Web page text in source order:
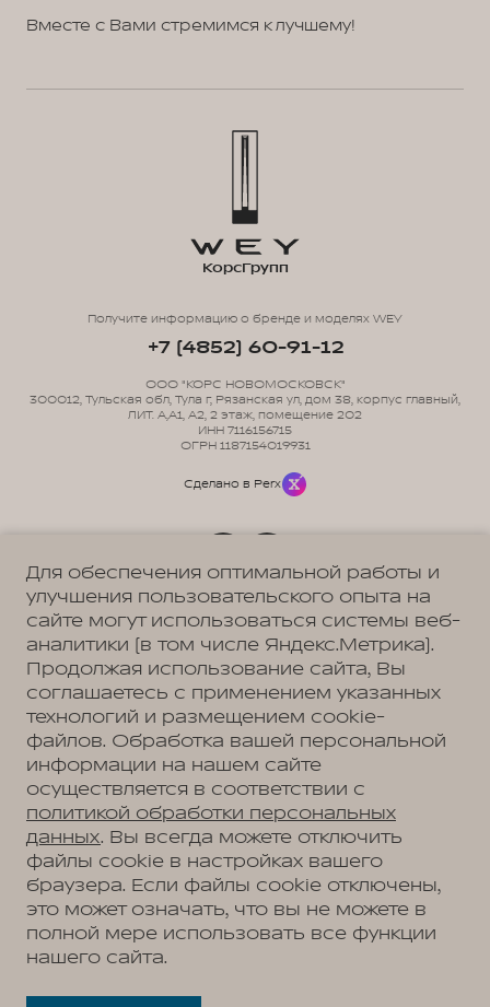
Вместе с Вами стремимся к лучшему!
Политика обработки персональных данных
Пользовательское соглашение
Согласие на коммуникацию
Согласие на предоставление персональных данных третьим лицам
Согласие на обработку ПД
КорсГрупп
Получите информацию о бренде и моделях WEY
+7 (4852) 60-91-12
ООО "КОРС НОВОМОСКОВСК"
300012, Тульская обл, Тула г, Рязанская ул, дом 38, корпус главный,
ЛИТ. А,А1, А2, 2 этаж, помещение 202
ИНН 7116156715
ОГРН 1187154019931
Сделано в Perx
Адрес
Ярославль, Ярославская обл., пос. Нагорный, ул.
Дорожная, д. 8
+7 (4852) 60-91-12
АВТОМОБИЛИ В НАЛИЧИИ
МОДЕЛЬНЫЙ РЯД
WEY 05
WEY 80 Премиум
ВЛАДЕЛЬЦАМ
Для обеспечения оптимальной работы и
улучшения пользовательского опыта на
сайте могут использоваться системы веб-
аналитики (в том числе Яндекс.Метрика).
Продолжая использование сайта, Вы
соглашаетесь с применением указанных
технологий и размещением cookie-
файлов. Обработка вашей персональной
информации на нашем сайте
осуществляется в соответствии с
политикой обработки персональных
данных. Вы всегда можете отключить
файлы cookie в настройках вашего
браузера. Если файлы cookie отключены,
это может означать, что вы не можете в
полной мере использовать все функции
нашего сайта.